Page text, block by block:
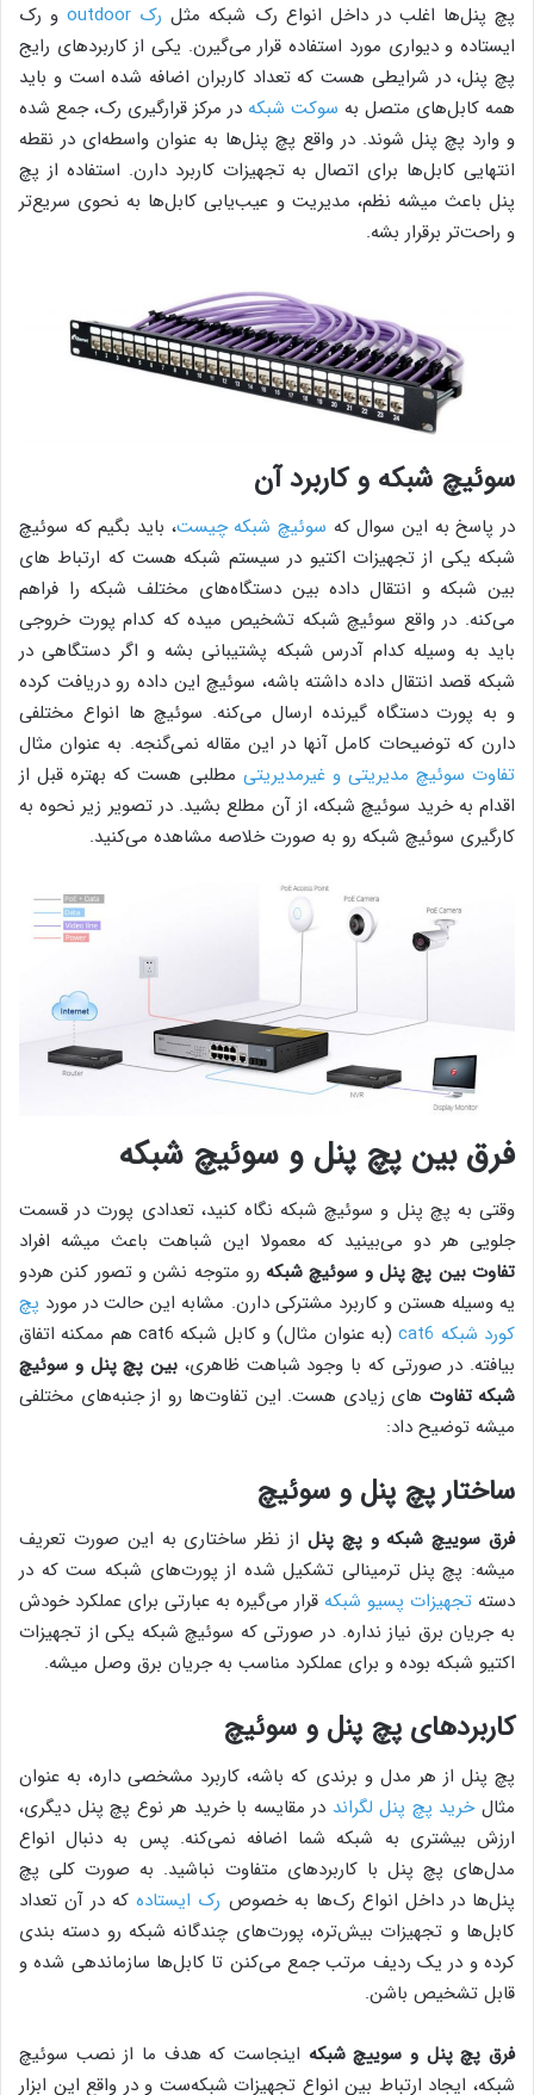
پچ پنل‌ها اغلب در داخل انواع رک شبکه مثل رک outdoor
و رک
ایستاده و دیواری مورد استفاده قرار می‌گیرن. یکی از کاربردهای رایج
پچ پنل، در شرایطی هست که تعداد کاربران اضافه شده است و باید
همه کابل‌های متصل به سوکت شبکه در مرکز قرارگیری رک، جمع شده
و وارد پچ پنل شوند. در واقع پچ پنل‌ها به عنوان واسطه‌ای در نقطه
انتهایی کابل‌ها برای اتصال به تجهیزات کاربرد دارن. استفاده از پچ
پنل باعث میشه نظم، مدیریت و عیب‌یابی کابل‌ها به نحوی سریع‌تر
و راحت‌تر برقرار بشه.
سوئیچ شبکه و کاربرد آن
در پاسخ به این سوال که سوئیچ شبکه چیست، باید بگیم که سوئیچ
شبکه یکی از تجهیزات اکتیو در سیستم شبکه هست که ارتباط های
بین شبکه و انتقال داده بین دستگاه‌های مختلف شبکه را فراهم
می‌کنه. در واقع سوئیچ شبکه تشخیص میده که کدام پورت خروجی
باید به وسیله کدام آدرس شبکه پشتیبانی بشه و اگر دستگاهی در
شبکه قصد انتقال داده داشته باشه، سوئیچ این داده رو دریافت کرده
و به پورت دستگاه گیرنده ارسال می‌کنه. سوئیچ ها انواع مختلفی
دارن که توضیحات کامل آنها در این مقاله نمی‌گنجه. به عنوان مثال
تفاوت سوئیچ مدیریتی و غیرمدیریتی مطلبی هست که بهتره قبل از
اقدام به خرید سوئیچ شبکه، از آن مطلع بشید. در تصویر زیر نحوه به
کارگیری سوئیچ شبکه رو به صورت خلاصه مشاهده می‌کنید.
فرق بین پچ پنل و سوئیچ شبکه
وقتی به پچ پنل و سوئیچ شبکه نگاه کنید، تعدادی پورت در قسمت
جلویی هر دو می‌بینید که معمولا این شباهت باعث میشه افراد
تفاوت بین پچ پنل و سوئیچ شبکه رو متوجه نشن و تصور کنن هردو
یه وسیله هستن و کاربرد مشترکی دارن. مشابه این حالت در مورد پچ
کورد شبکه cat6
(به عنوان مثال) و کابل شبکه cat6 هم ممکنه اتفاق
بیافته. در صورتی که با وجود شباهت ظاهری، بین پچ پنل و سوئیچ
شبکه تفاوت های زیادی هست. این تفاوت‌ها رو از جنبه‌های مختلفی
میشه توضیح داد:
ساختار پچ پنل و سوئیچ
فرق سوییچ شبکه و پچ پنل از نظر ساختاری به این صورت تعریف
میشه: پچ پنل‌ ترمینالی تشکیل شده از پورت‌های شبکه ست که در
دسته تجهیزات پسیو شبکه قرار می‌گیره به عبارتی برای عملکرد خودش
به جریان برق نیاز نداره. در صورتی که سوئیچ شبکه یکی از تجهیزات
اکتیو شبکه بوده و برای عملکرد مناسب به جریان برق وصل میشه.
کاربردهای پچ پنل و سوئیچ
پچ پنل از هر مدل و برندی که باشه، کاربرد مشخصی داره، به عنوان
مثالخرید پچ پنل لگراند در مقایسه با خرید هر نوع پچ پنل دیگری،
ارزش بیشتری به شبکه شما اضافه نمی‌کنه. پس به دنبال انواع
مدل‌های پچ پنل با کاربردهای متفاوت نباشید. به صورت کلی پچ
پنل‌ها در داخل انواع رک‌ها به خصوص رک ایستادهکه در آن تعداد
کابل‌ها و تجهیزات بیش‌تره، پورت‌های چندگانه شبکه رو دسته بندی
کرده و در یک ردیف مرتب جمع می‌کنن تا کابل‌ها سازماندهی شده و
قابل تشخیص باشن.
فرق پچ پنل و سوییچ شبکه اینجاست که هدف ما از نصب سوئیچ
شبکه، ایجاد ارتباط بین انواع تجهیزات شبکه‌ست و در واقع این ابزار